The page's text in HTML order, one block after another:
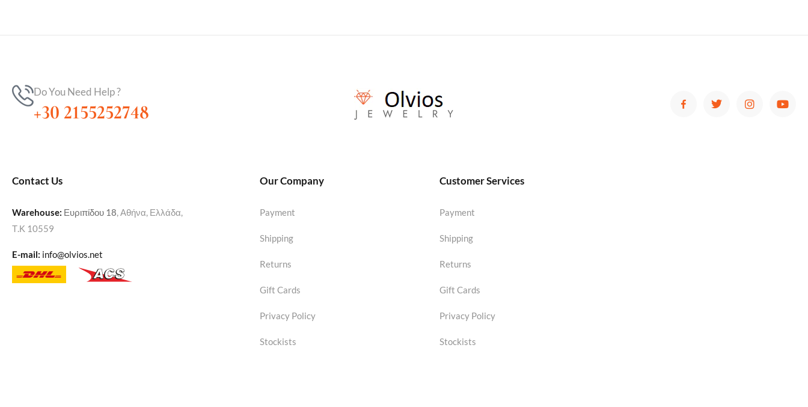
Do You Need Help ?
+30 2155252748
Contact Us
Warehouse: Ευριπίδου 18, Αθήνα, Ελλάδα,
Τ.Κ 10559
E-mail: info@olvios.net
Our Company
Payment
Shipping
Returns
Gift Cards
Privacy Policy
Stockists
Customer Services
Payment
Shipping
Returns
Gift Cards
Privacy Policy
Stockists